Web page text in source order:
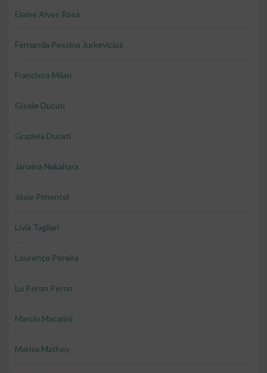
Elaine Alves Rosa
Fernanda Pessina Jurkevicius
Francisco Milan
Gisele Ducati
Graziela Ducati
Janaina Nakahara
Josie Pimentel
Livia Tagliari
Lourenço Pereira
Lu Peron Peron
Marcio Macarini
Marisa Mathey